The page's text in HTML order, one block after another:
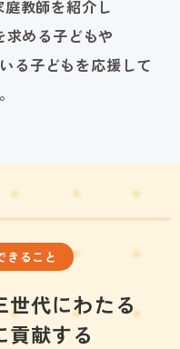
教師を紹介し
求める子どもや
る子どもを応援して
きること
世代にわたる
貢献する